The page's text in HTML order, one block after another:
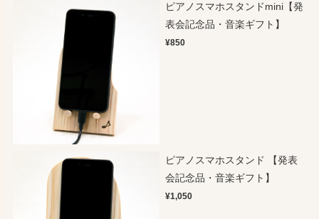
ピアノスマホスタンドmini【発
表会記念品・音楽ギフト】
¥850
ピアノスマホスタンド 【発表
会記念品・音楽ギフト】
¥1,050